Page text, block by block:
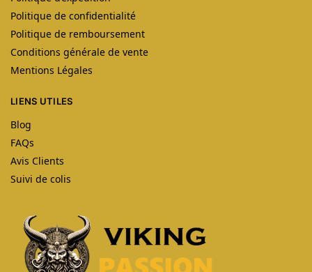
Politique de confidentialité
Politique de remboursement
Conditions générale de vente
Mentions Légales
LIENS UTILES
Blog
FAQs
Avis Clients
Suivi de colis